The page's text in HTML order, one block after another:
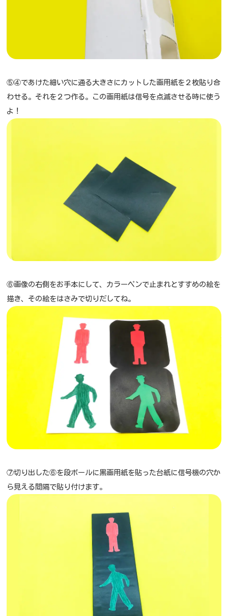
⑤④であけた細い穴に通る大きさにカットした画用紙を２枚貼り合
わせる。それを２つ作る。この画用紙は信号を点滅させる時に使う
よ！
⑥画像の右側をお手本にして、カラーペンで止まれとすすめの絵を
描き、その絵をはさみで切りだしてね。
⑦切り出した⑥を段ボールに黒画用紙を貼った台紙に信号機の穴か
ら見える間隔で貼り付けます。